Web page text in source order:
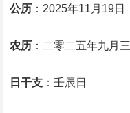
公历 ：2025年11月19日
农历 ：二零二五年九月
日干支 ：壬辰日